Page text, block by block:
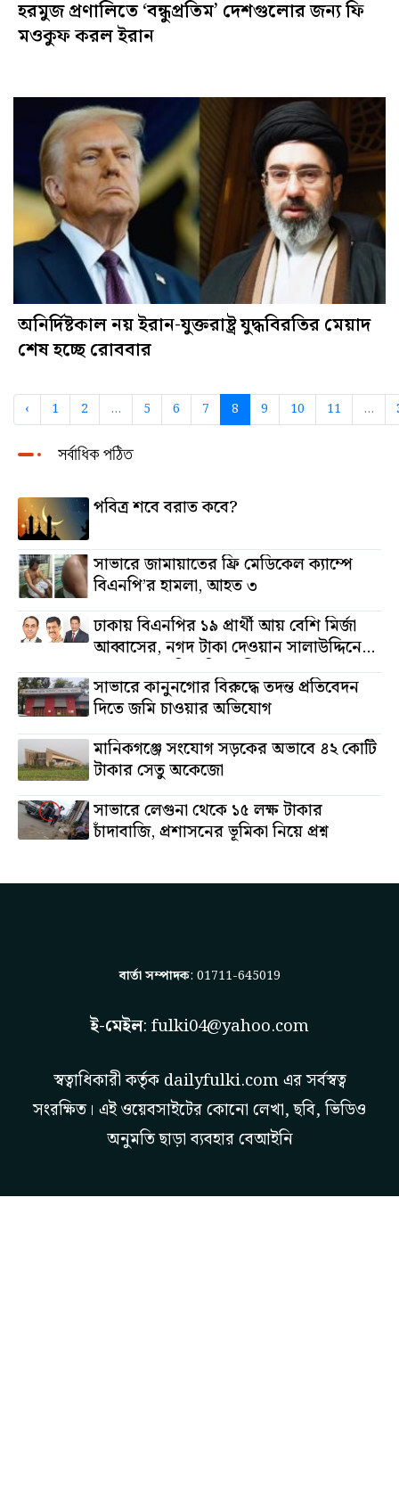
হরমুজ প্রণালিতে ‘বন্ধুপ্রতিম’ দেশগুলোর জন্য ফি
মওকুফ করল ইরান
অনির্দিষ্টকাল নয় ইরান-যুক্তরাষ্ট্র যুদ্ধবিরতির মেয়াদ
শেষ হচ্ছে রোববার
‹ 1 2 ... 5 6 7 8 9 10 11 ...
সর্বাধিক পঠিত
পবিত্র শবে বরাত কবে?
সাভারে জামায়াতের ফ্রি মেডিকেল ক্যাম্পে
বিএনপি’র হামলা, আহত ৩
ঢাকায় বিএনপির ১৯ প্রার্থী আয় বেশি মির্জা
আব্বাসের, নগদ টাকা দেওয়ান সালাউদ্দিনের,
অস্থাবর সম্পত্তি তমিজউদ্দিনের
সাভারে কানুনগোর বিরুদ্ধে তদন্ত প্রতিবেদন
দিতে জমি চাওয়ার অভিযোগ
মানিকগঞ্জে সংযোগ সড়কের অভাবে ৪২ কোটি
টাকার সেতু অকেজো
সাভারে লেগুনা থেকে ১৫ লক্ষ টাকার
চাঁদাবাজি, প্রশাসনের ভূমিকা নিয়ে প্রশ্ন
বার্তা সম্পাদক: 01711-645019
ই-মেইল: fulki04@yahoo.com
স্বত্বাধিকারী কর্তৃক dailyfulki.comএর সর্বস্বত্ব
সংরক্ষিত। এই ওয়েবসাইটের কোনো লেখা, ছবি, ভিডিও
অনুমতি ছাড়া ব্যবহার বেআইনি